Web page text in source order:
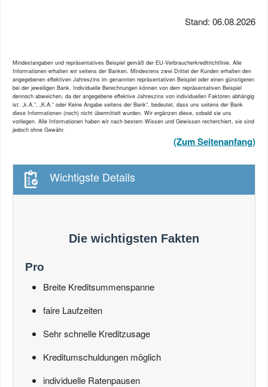
Stand: 06.08.2026
Mindestangaben und repräsentatives Beispiel gemäß der EU-Verbraucherkreditrichtlinie. Alle
Informationen erhalten wir seitens der Banken. Mindestens zwei Drittel der Kunden erhalten den
angegebenen effektiven Jahreszins im genannten repräsentativen Beispiel oder einen günstigeren
bei der jeweiligen Bank. Individuelle Berechnungen können von dem repräsentativen Beispiel
dennoch abweichen, da der angegebene effektive Jahreszins von individuellen Faktoren abhängig
ist. „k.A.“, „K.A.“ oder Keine Angabe seitens der Bank“, bedeutet, dass uns seitens der Bank
diese Informationen (noch) nicht übermittelt wurden. Wir ergänzen diese, sobald sie uns
vorliegen. Alle Informationen haben wir nach bestem Wissen und Gewissen recherchiert, sie sind
jedoch ohne Gewähr.
(Zum Seitenanfang)
Wichtigste Details
Die wichtigsten Fakten
Pro
Breite Kreditsummenspanne
faire Laufzeiten
Sehr schnelle Kreditzusage
Kreditumschuldungen möglich
individuelle Ratenpausen